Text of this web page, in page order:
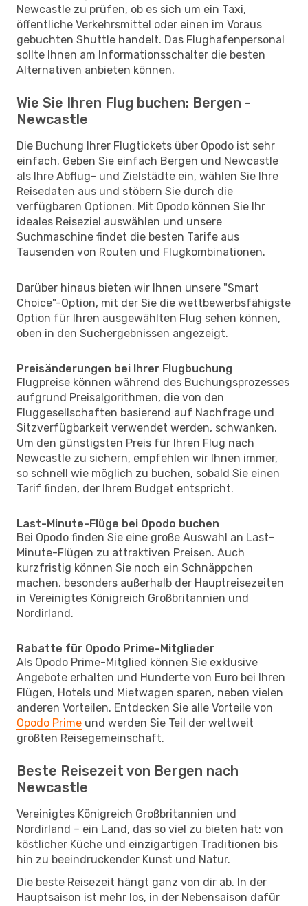
Newcastle zu prüfen, ob es sich um ein Taxi,
öffentliche Verkehrsmittel oder einen im Voraus
gebuchten Shuttle handelt. Das Flughafenpersonal
sollte Ihnen am Informationsschalter die besten
Alternativen anbieten können.
Wie Sie Ihren Flug buchen: Bergen -
Newcastle
Die Buchung Ihrer Flugtickets über Opodo ist sehr
einfach. Geben Sie einfach Bergen und Newcastle
als Ihre Abflug- und Zielstädte ein, wählen Sie Ihre
Reisedaten aus und stöbern Sie durch die
verfügbaren Optionen. Mit Opodo können Sie Ihr
ideales Reiseziel auswählen und unsere
Suchmaschine findet die besten Tarife aus
Tausenden von Routen und Flugkombinationen.
Darüber hinaus bieten wir Ihnen unsere "Smart
Choice"-Option, mit der Sie die wettbewerbsfähigste
Option für Ihren ausgewählten Flug sehen können,
oben in den Suchergebnissen angezeigt.
Preisänderungen bei Ihrer Flugbuchung
Flugpreise können während des Buchungsprozesses
aufgrund Preisalgorithmen, die von den
Fluggesellschaften basierend auf Nachfrage und
Sitzverfügbarkeit verwendet werden, schwanken.
Um den günstigsten Preis für Ihren Flug nach
Newcastle zu sichern, empfehlen wir Ihnen immer,
so schnell wie möglich zu buchen, sobald Sie einen
Tarif finden, der Ihrem Budget entspricht.
Last-Minute-Flüge bei Opodo buchen
Bei Opodo finden Sie eine große Auswahl an Last-
Minute-Flügen zu attraktiven Preisen. Auch
kurzfristig können Sie noch ein Schnäppchen
machen, besonders außerhalb der Hauptreisezeiten
in Vereinigtes Königreich Großbritannien und
Nordirland.
Rabatte für Opodo Prime-Mitglieder
Als Opodo Prime-Mitglied können Sie exklusive
Angebote erhalten und Hunderte von Euro bei Ihren
Flügen, Hotels und Mietwagen sparen, neben vielen
anderen Vorteilen. Entdecken Sie alle Vorteile von
Opodo Prime und werden Sie Teil der weltweit
größten Reisegemeinschaft.
Beste Reisezeit von Bergen nach
Newcastle
Vereinigtes Königreich Großbritannien und
Nordirland – ein Land, das so viel zu bieten hat: von
köstlicher Küche und einzigartigen Traditionen bis
hin zu beeindruckender Kunst und Natur.
Die beste Reisezeit hängt ganz von dir ab. In der
Hauptsaison ist mehr los, in der Nebensaison dafür